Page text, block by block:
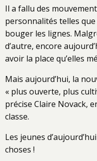
Il a fallu des
personnalités telles
bouger les lignes.
d’autre, encore
avoir la place qu’elles
Mais aujourd’hui, la
« plus ouverte, plus
précise Claire Novack,
classe.
Les jeunes
choses !